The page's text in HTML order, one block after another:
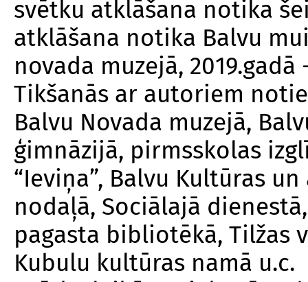
svētku atklāšana notika
atklāšana notika Balvu
novada muzejā,
Tikšanās ar autoriem
Balvu Novada muzejā,
ģimnāzijā, pirmsskolas
“Ieviņa”, Balvu Kultūras
nodaļā, Sociālajā
pagasta bibliotēkā, Tilžas
Kubulu kultūras namā u.c.